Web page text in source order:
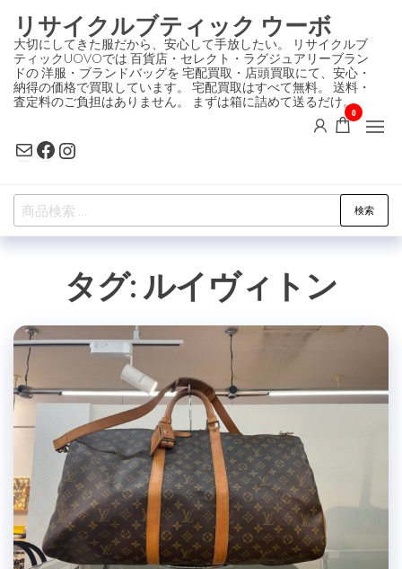
ン
テ
ン
ツ
プ
リサイクルブティック ウーボ
大切にしてきた服だから、安心して手放したい。 リサイクルブ
ティックUOVOでは 百貨店・セレクト・ラグジュアリーブラン
ドの 洋服・ブランドバッグを 宅配買取・店頭買取にて、安心・
納得の価格で買取しています。 宅配買取はすべて無料。 送料・
査定料のご負担はありません。 まずは箱に詰めて送るだけ。
MailFacebook
Instagram
0
検
索
検索
タグ: ルイヴィトン